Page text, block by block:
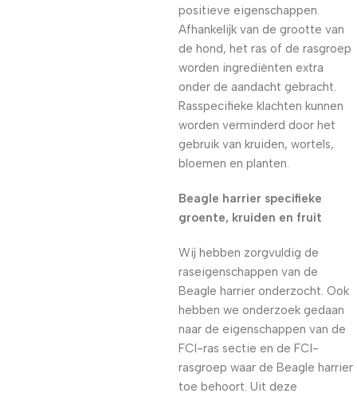
positieve eigenschappen.
Afhankelijk van de grootte van
de hond, het ras of de rasgroep
worden ingrediënten extra
onder de aandacht gebracht.
Rasspecifieke klachten kunnen
worden verminderd door het
gebruik van kruiden, wortels,
bloemen en planten.
Beagle harrier specifieke
groente, kruiden en fruit
Wij hebben zorgvuldig de
raseigenschappen van de
Beagle harrier onderzocht. Ook
hebben we onderzoek gedaan
naar de eigenschappen van de
FCI-ras sectie en de FCI-
rasgroep waar de Beagle harrier
toe behoort. Uit deze